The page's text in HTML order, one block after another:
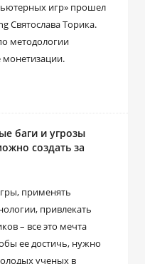
игр» прошел
Святослава Торика.
методологии
монетизации.
баги и угрозы
создать за
применять
привлекать
– все это мечта
ее достичь, нужно
ученых в